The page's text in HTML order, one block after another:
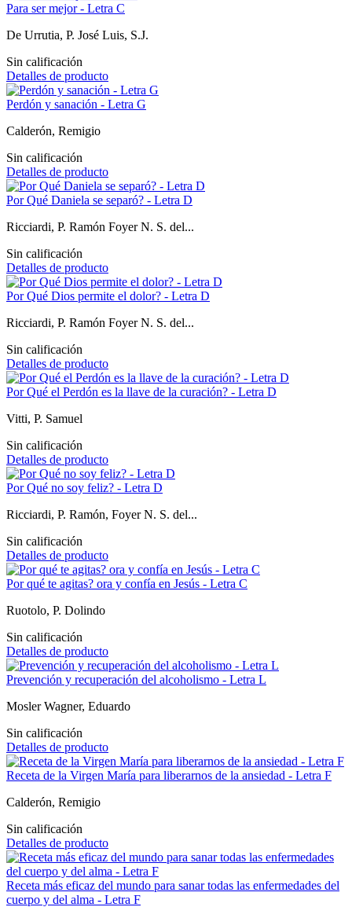
Para ser mejor - Letra C
De Urrutia, P. José Luis, S.J.
Sin calificación
Detalles de producto
Perdón y sanación - Letra G
Calderón, Remigio
Sin calificación
Detalles de producto
Por Qué Daniela se separó? - Letra D
Ricciardi, P. Ramón Foyer N. S. del...
Sin calificación
Detalles de producto
Por Qué Dios permite el dolor? - Letra D
Ricciardi, P. Ramón Foyer N. S. del...
Sin calificación
Detalles de producto
Por Qué el Perdón es la llave de la curación? - Letra D
Vitti, P. Samuel
Sin calificación
Detalles de producto
Por Qué no soy feliz? - Letra D
Ricciardi, P. Ramón, Foyer N. S. del...
Sin calificación
Detalles de producto
Por qué te agitas? ora y confía en Jesús - Letra C
Ruotolo, P. Dolindo
Sin calificación
Detalles de producto
Prevención y recuperación del alcoholismo - Letra L
Mosler Wagner, Eduardo
Sin calificación
Detalles de producto
Receta de la Virgen María para liberarnos de la ansiedad - Letra F
Calderón, Remigio
Sin calificación
Detalles de producto
Receta más eficaz del mundo para sanar todas las enfermedades del
cuerpo y del alma - Letra F